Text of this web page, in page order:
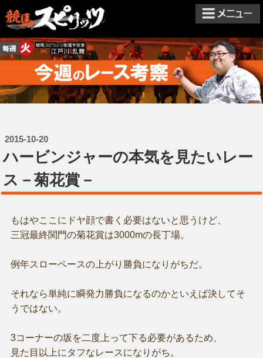
2015-10-20
ハービンジャーの本気を見たいレー
ス－菊花賞－
もはやここにドヤ顔で書く必要はないと思うけど、
三冠最終関門の菊花賞は3000mの長丁場。
例年スローペースの上がり勝負になりがちだ。
それなら単純に瞬発力勝負になるのかといえば決してそ
うではない。
3コーナーの坂を二度上って下る必要があるため、
見た目以上にタフなレースになりがち。